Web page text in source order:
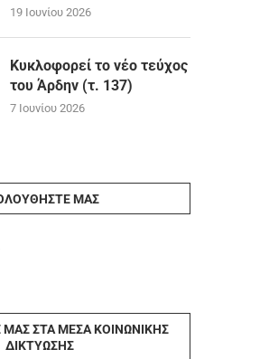
19 Ιουνίου 2026
Κυκλοφορεί το νέο τεύχος
του Άρδην (τ. 137)
7 Ιουνίου 2026
ΜΑΣ
ΣΤΑ ΜΈΣΑ ΚΟΙΝΩΝΙΚΉΣ
ΔΙΚΤΎΩΣΗΣ